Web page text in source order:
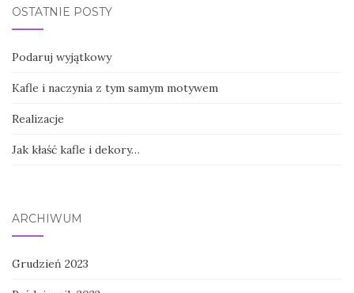
OSTATNIE POSTY
Podaruj wyjątkowy
Kafle i naczynia z tym samym motywem
Realizacje
Jak kłaść kafle i dekory…
ARCHIWUM
Grudzień 2023